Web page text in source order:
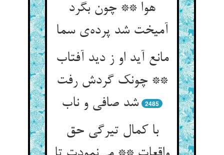
هوا ** چون بگرد
آمیخت شد پرده‌ی سما
مانع آید او ز دید آفتاب
** چونک گردش رفت
شد صافی و ناب
2485
با کمال تیرگی حق